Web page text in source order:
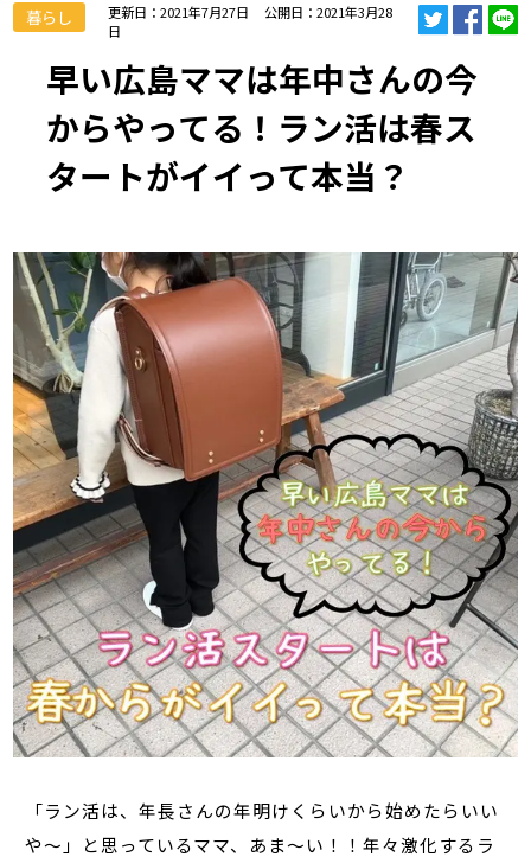
暮らし 更新日：2021年7月27日
公開日：2021年3月28
日
早い広島ママは年中さんの今
からやってる！ラン活は春ス
タートがイイって本当？
「ラン活は、年長さんの年明けくらいから始めたらいい
や～」と思っているママ、あま～い！！年々激化するラ